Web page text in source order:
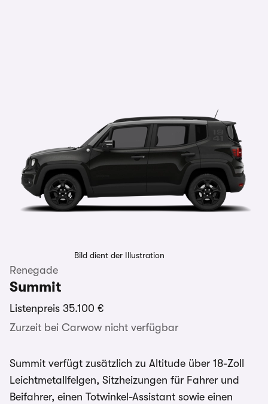
Bild dient der Illustration
Renegade
Summit
Listenpreis 35.100 €
Zurzeit bei Carwow nicht verfügbar
Summit verfügt zusätzlich zu Altitude über 18-Zoll
Leichtmetallfelgen, Sitzheizungen für Fahrer und
Beifahrer, einen Totwinkel-Assistant sowie einen